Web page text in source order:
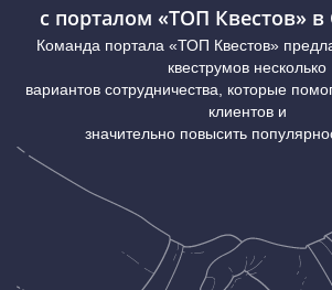
c порталом «ТОП Квестов» в
Команда портала «ТОП Квестов»
квеструмов несколько
вариантов сотрудничества, которые
клиентов и
значительно повысить